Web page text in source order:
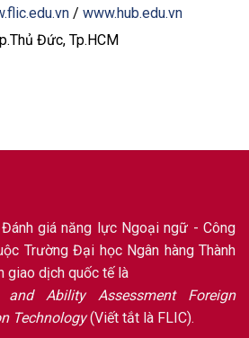
/ www.hub.edu.vn
Đức, Tp.HCM
giá năng lực Ngoại ngữ - Công
Trường Đại học Ngân hàng Thành
giao dịch quốc tế là
Ability Assessment Foreign
Technology(Viết tắt là FLIC).